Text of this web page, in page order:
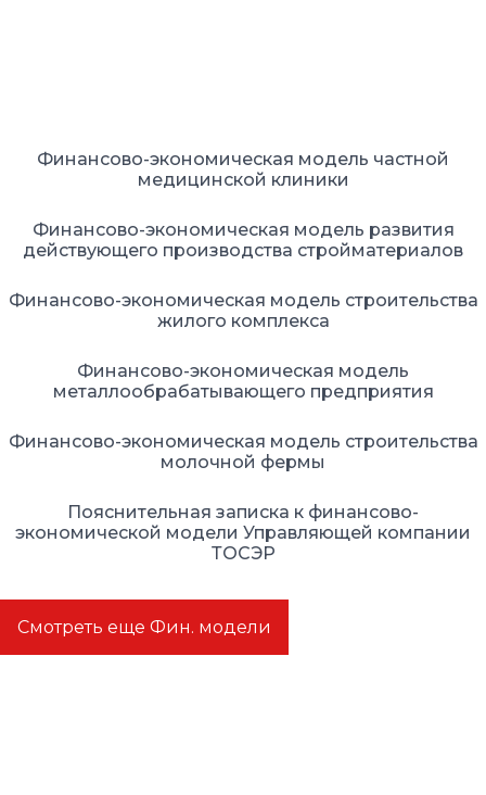
Финансово-экономическая модель частной
медицинской клиники
Финансово-экономическая модель развития
действующего производства стройматериалов
Финансово-экономическая модель строительства
жилого комплекса
Финансово-экономическая модель
металлообрабатывающего предприятия
Финансово-экономическая модель строительства
молочной фермы
Пояснительная записка к финансово-
экономической модели Управляющей компании
ТОСЭР
Смотреть еще Фин. модели